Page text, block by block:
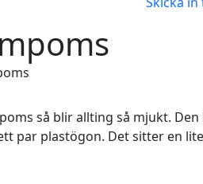
så blir allting så mjukt.
par plastögon. Det sitter en